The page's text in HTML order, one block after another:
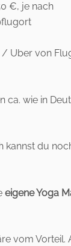
€, je nach
Uber von
ca. wie in
kannst du
eigene Yoga
vom Vorteil.